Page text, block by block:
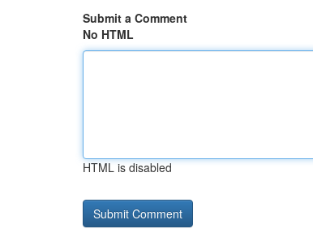
Submit a Comment
No HTML
HTML is disabled